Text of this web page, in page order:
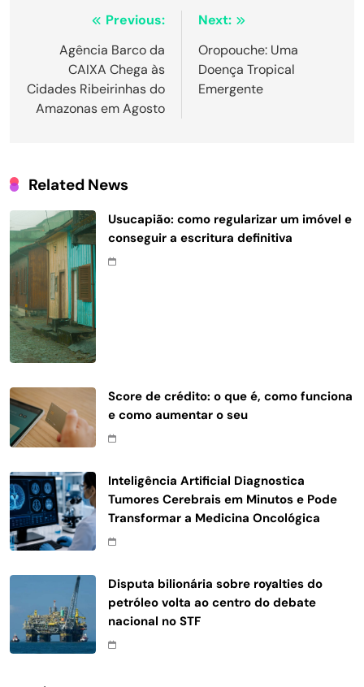
Navegação
Post
Previous:
Agência Barco da
CAIXA Chega às
Cidades Ribeirinhas do
Amazonas em Agosto
Next:
Oropouche: Uma
Doença Tropical
Emergente
Related News
Usucapião: como regularizar um imóvel e
conseguir a escritura definitiva
Score de crédito: o que é, como funciona
e como aumentar o seu
Inteligência Artificial Diagnostica
Tumores Cerebrais em Minutos e Pode
Transformar a Medicina Oncológica
Disputa bilionária sobre royalties do
petróleo volta ao centro do debate
nacional no STF